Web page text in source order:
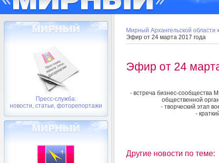
Пресс-служба:
новости, статьи, фоторепортажи
Мирный Архангельской области
Эфир от 24 марта 2017 года
Эфир от 24
- встреча бизнес-сообщества
общественной
- творческий этап
-
Другие новости по теме: